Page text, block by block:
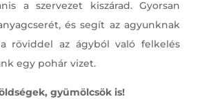
a szervezet kiszárad. Gyorsan
és segít az agyunknak
röviddel az ágyból való felkelés
egy pohár vizet.
gyümölcsök is!